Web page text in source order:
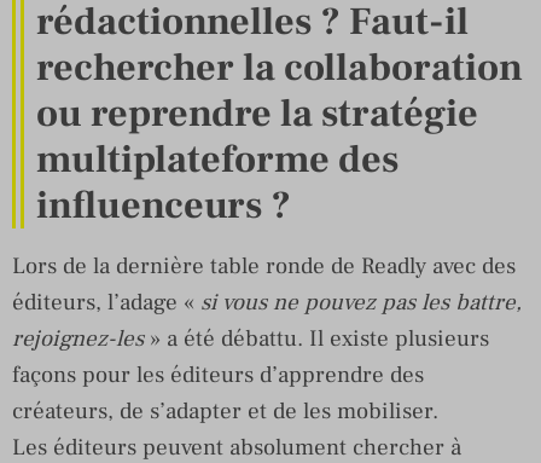
rédactionnelles ? Faut-il
rechercher la collaboration
ou reprendre la stratégie
multiplateforme des
influenceurs ?
Lors de la dernière table ronde de Readly avec des
éditeurs, l’adage « si vous ne pouvez pas les battre,
rejoignez-les» a été débattu. Il existe plusieurs
façons pour les éditeurs d’apprendre des
créateurs, de s’adapter et de les mobiliser.
Les éditeurs peuvent absolument chercher à